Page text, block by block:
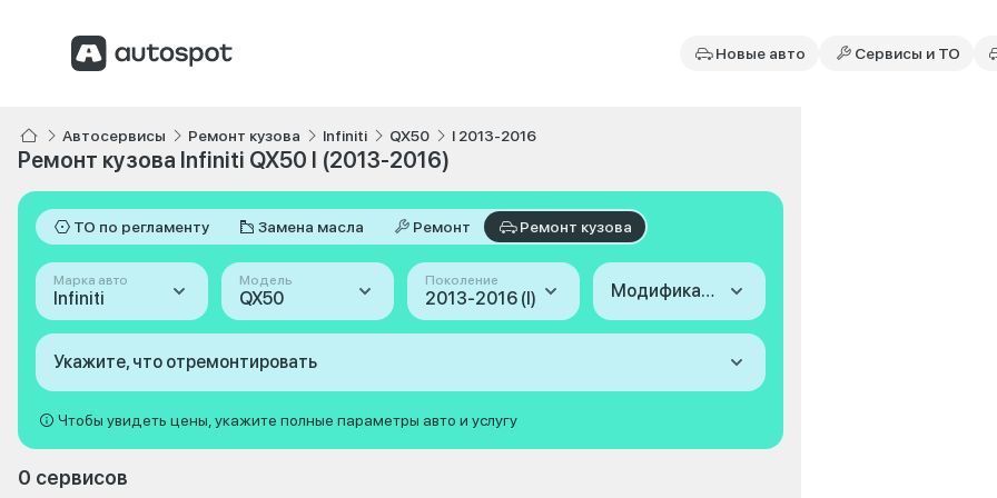
Новые авто Сервисы и ТО
Автосервисы Ремонт кузова Infiniti QX50 I 2013-2016
Ремонт кузова Infiniti QX50 I (2013-2016)
ТО по регламенту Замена масла Ремонт Ремонт кузова
Марка авто
Infiniti
Модель
QX50
Поколение
2013-2016 (I) Модификация
Укажите, что отремонтировать
Чтобы увидеть цены, укажите полные параметры авто и услугу
0 сервисов